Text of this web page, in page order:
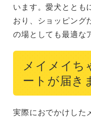
います。愛犬ととも
おり、ショッピング
の場としても最適な
メイメイち
ートが届き
実際におでかけした